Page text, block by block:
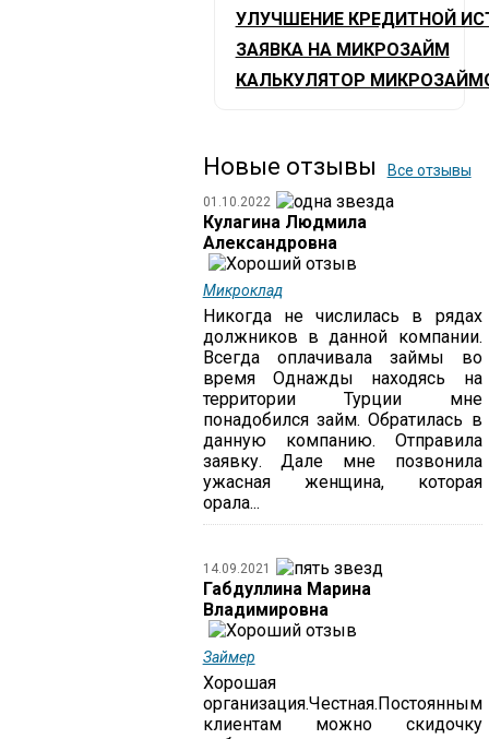
УЛУЧШЕНИЕ КРЕДИТНОЙ
ЗАЯВКА НА МИКРОЗАЙМ
КАЛЬКУЛЯТОР
Новые отзывы Все отзывы
01.10.2022
Кулагина Людмила
Александровна
Микроклад
Никогда не числилась в рядах
должников в данной компании.
Всегда оплачивала займы во
время Однажды находясь на
территории Турции мне
понадобился займ. Обратилась в
данную компанию. Отправила
заявку. Дале мне позвонила
ужасная женщина, которая
орала...
14.09.2021
Габдуллина Марина
Владимировна
Займер
Хорошая
организация.Честная.Постоянным
клиентам можно скидочку